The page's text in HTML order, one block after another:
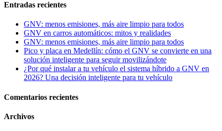
Entradas recientes
GNV: menos emisiones, más aire limpio para todos
GNV en carros automáticos: mitos y realidades
GNV: menos emisiones, más aire limpio para todos
Pico y placa en Medellín: cómo el GNV se convierte en una
solución inteligente para seguir movilizándote
¿Por qué instalar a tu vehículo el sistema híbrido a GNV en
2026? Una decisión inteligente para tu vehículo
Comentarios recientes
Archivos